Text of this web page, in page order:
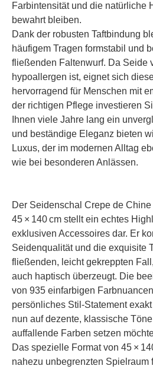
Farbintensität und die natürliche
bewahrt bleiben.
Dank der robusten Taftbindung
häufigem Tragen formstabil und
fließenden Faltenwurf. Da Seide
hypoallergen ist, eignet sich
hervorragend für Menschen mit
der richtigen Pflege investieren
Ihnen viele Jahre lang ein
und beständige Eleganz bieten
Luxus, der im modernen Alltag
wie bei besonderen Anlässen.
Der Seidenschal Crepe de
45 × 140 cm stellt ein echtes
exklusiven Accessoires dar. Er
Seidenqualität und die exquisite
fließenden, leicht gekreppten
auch haptisch überzeugt. Die
von 935 einfarbigen
persönliches Stil-Statement
nun auf dezente, klassische
auffallende Farben setzen
Das spezielle Format von 45 ×
nahezu unbegrenzten Spielraum